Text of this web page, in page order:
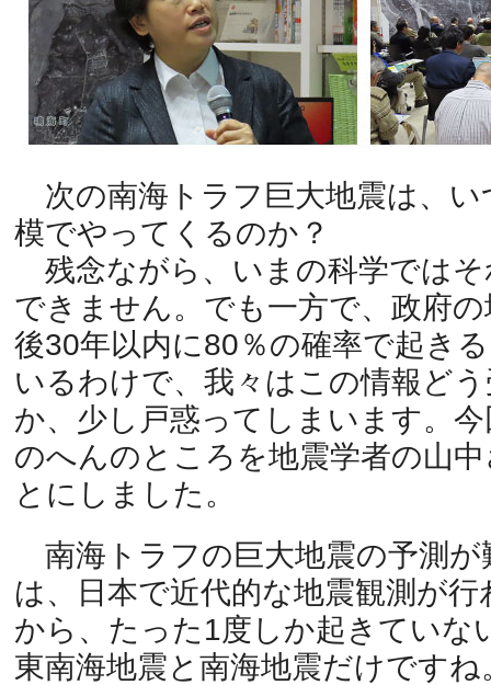
次の南海トラフ巨大地震は、い
模でやってくるのか？
残念ながら、いまの科学では
できません。でも一方で、政府
後30年以内に80％の確率で起き
いるわけで、我々はこの情報ど
か、少し戸惑ってしまいます。
のへんのところを地震学者の山
とにしました。
南海トラフの巨大地震の予測が
は、日本で近代的な地震観測が
から、たった1度しか起きていな
東南海地震と南海地震だけですね